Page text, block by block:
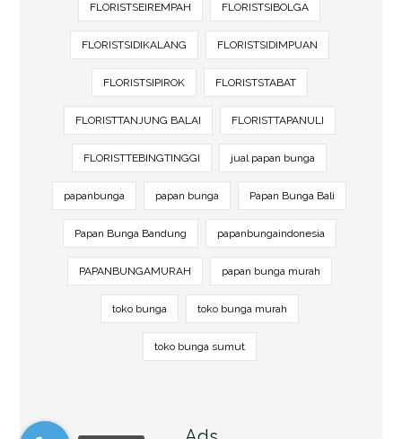
FLORISTSEIREMPAH FLORISTSIBOLGA
FLORISTSIDIKALANG FLORISTSIDIMPUAN
FLORISTSIPIROK FLORISTSTABAT
FLORISTTANJUNG BALAI FLORISTTAPANULI
FLORISTTEBINGTINGGI jual papan bunga
papanbunga papan bunga Papan Bunga Bali
Papan Bunga Bandung papanbungaindonesia
PAPANBUNGAMURAH papan bunga murah
toko bunga toko bunga murah
toko bunga sumut